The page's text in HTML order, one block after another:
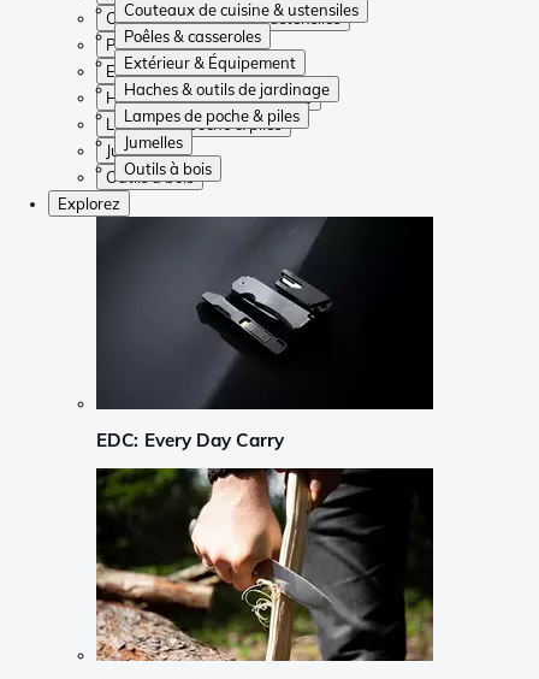
Couteaux de cuisine & ustensiles
Poêles & casseroles
Extérieur & Équipement
Haches & outils de jardinage
Lampes de poche & piles
Jumelles
Outils à bois
Couteaux de cuisine & ustensiles
Poêles & casseroles
Extérieur & Équipement
Haches & outils de jardinage
Lampes de poche & piles
Jumelles
Outils à bois
Explorez
EDC: Every Day Carry